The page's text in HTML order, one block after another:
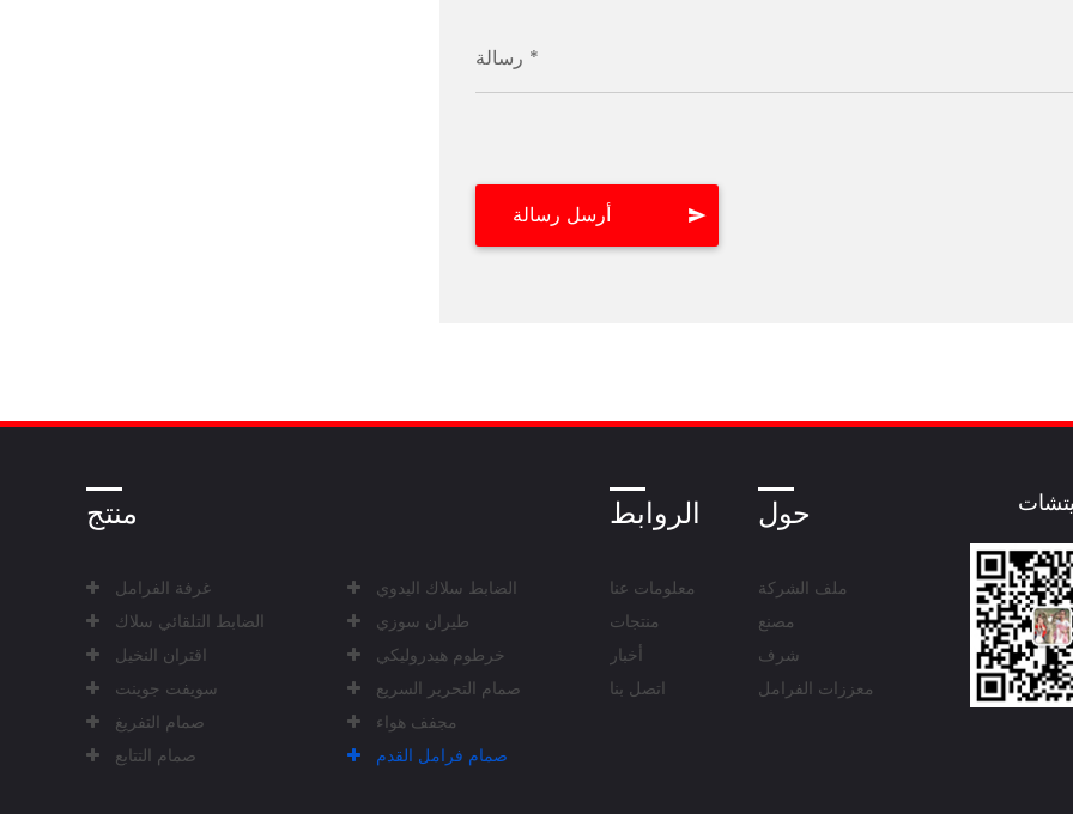
رسالة *
منتج
غرفة الفرامل
الضابط سلاك اليدوي
الضابط التلقائي سلاك
طيران سوزي
اقتران النخيل
خرطوم هيدروليكي
سويفت جوينت
صمام التحرير السريع
صمام التفريغ
مجفف هواء
صمام التتابع
صمام فرامل القدم
الروابط
معلومات عنا
منتجات
أخبار
اتصل بنا
حول
ملف الشركة
مصنع
شرف
معززات الفرامل